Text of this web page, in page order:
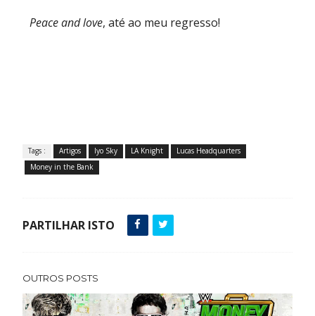
Peace and love, até ao meu regresso!
Tags : Artigos Iyo Sky LA Knight
Lucas Headquarters
Money in the Bank
PARTILHAR ISTO
OUTROS POSTS